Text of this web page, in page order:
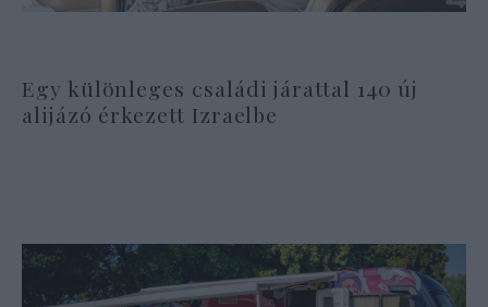
Egy különleges családi járattal 140 új
alijázó érkezett Izraelbe